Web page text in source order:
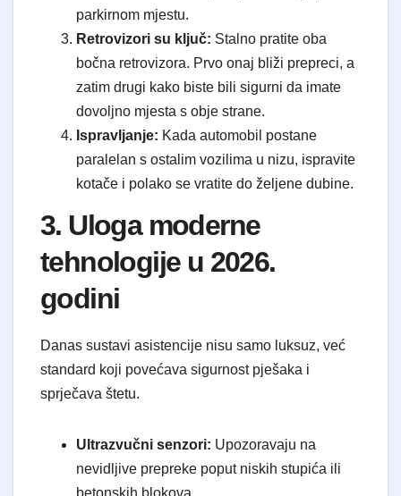
parkirnom mjestu.
Retrovizori su ključ: Stalno pratite oba
bočna retrovizora. Prvo onaj bliži prepreci, a
zatim drugi kako biste bili sigurni da imate
dovoljno mjesta s obje strane.
Ispravljanje: Kada automobil postane
paralelan s ostalim vozilima u nizu, ispravite
kotače i polako se vratite do željene dubine.
3. Uloga moderne
tehnologije u 2026.
godini
Danas sustavi asistencije nisu samo luksuz, već
standard koji povećava sigurnost pješaka i
sprječava štetu.
Ultrazvučni senzori: Upozoravaju na
nevidljive prepreke poput niskih stupića ili